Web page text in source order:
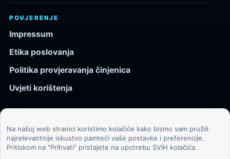
POVJERENJE
Impressum
Etika poslovanja
Politika provjeravanja činjenica
Uvjeti korištenja
© 2026 Kozmos.hr. Sva prava pridržana.
Svemir, znanost, tehnologija i velike ideje za znatiželjne
Na našoj web stranici koristimo kolačiće kako bismo vam pružili
najrelevantnije iskustvo pamteći vaše postavke i preferencije.
Pritiskom na "Prihvati" pristajete na upotrebu SVIH kolačića.